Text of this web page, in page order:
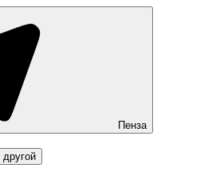
Пенза
Выбрать другой